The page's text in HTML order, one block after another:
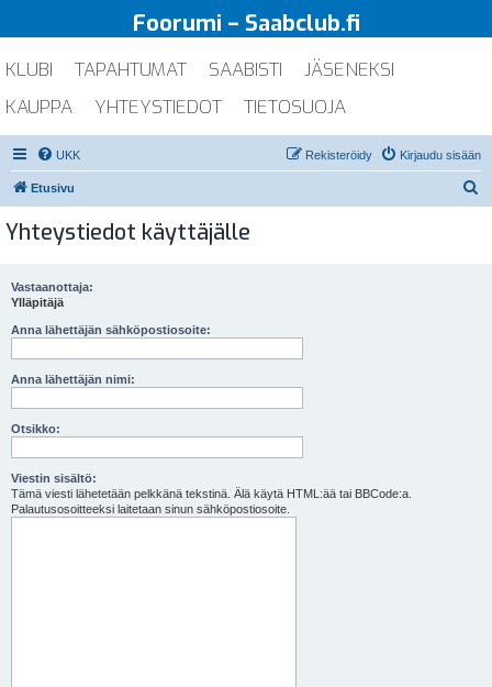
Foorumi – Saabclub.fi
KLUBI TAPAHTUMAT SAABISTI
JÄSENEKSI
KAUPPA
YHTEYSTIEDOT TIETOSUOJA
UKK Kirjaudu sisään
Rekisteröidy
Etusivu
Yhteystiedot käyttäjälle
Vastaanottaja:
Ylläpitäjä
Anna lähettäjän sähköpostiosoite:
Anna lähettäjän nimi:
Otsikko:
Viestin sisältö:
Tämä viesti lähetetään pelkkänä tekstinä. Älä käytä HTML:ää tai BBCode:a.
Palautusosoitteeksi laitetaan sinun sähköpostiosoite.